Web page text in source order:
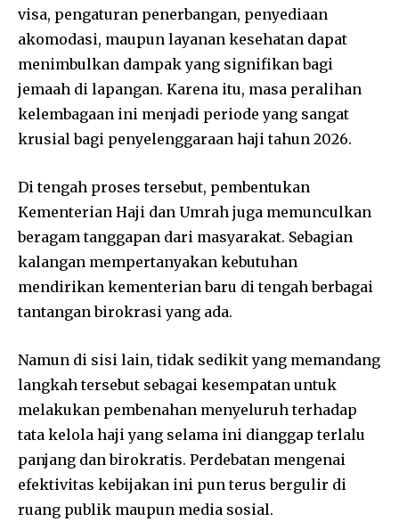
visa, pengaturan penerbangan, penyediaan
akomodasi, maupun layanan kesehatan dapat
menimbulkan dampak yang signifikan bagi
jemaah di lapangan. Karena itu, masa peralihan
kelembagaan ini menjadi periode yang sangat
krusial bagi penyelenggaraan haji tahun 2026.
Di tengah proses tersebut, pembentukan
Kementerian Haji dan Umrah juga memunculkan
beragam tanggapan dari masyarakat. Sebagian
kalangan mempertanyakan kebutuhan
mendirikan kementerian baru di tengah berbagai
tantangan birokrasi yang ada.
Namun di sisi lain, tidak sedikit yang memandang
langkah tersebut sebagai kesempatan untuk
melakukan pembenahan menyeluruh terhadap
tata kelola haji yang selama ini dianggap terlalu
panjang dan birokratis. Perdebatan mengenai
efektivitas kebijakan ini pun terus bergulir di
ruang publik maupun media sosial.